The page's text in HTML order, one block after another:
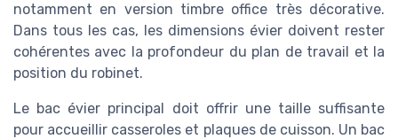
notamment en version timbre office très décorative.
Dans tous les cas, les dimensions évier doivent rester
cohérentes avec la profondeur du plan de travail et la
position du robinet.
Le bac évier principal doit offrir une taille suffisante
pour accueillir casseroles et plaques de cuisson. Un bac